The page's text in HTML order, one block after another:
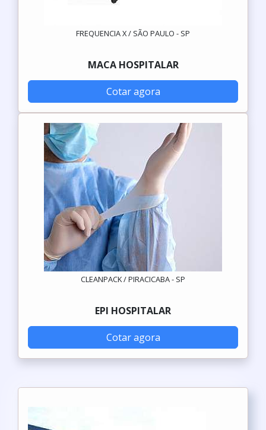
FREQUENCIA X / SÃO PAULO - SP
MACA HOSPITALAR
Cotar agora
CLEANPACK / PIRACICABA - SP
EPI HOSPITALAR
Cotar agora